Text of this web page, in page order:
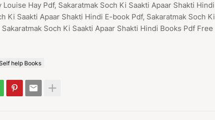
Hay Pdf, Sakaratmak Soch Ki Saakti Apaar Shakti Hindi
Ki Saakti Apaar Shakti Hindi E-book Pdf, Sakaratmak Soch Ki
Soch Ki Saakti Apaar Shakti Hindi Books Pdf Free
help Books